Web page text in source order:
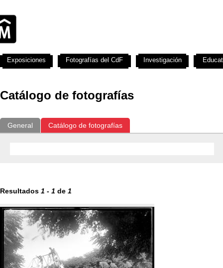
Catálogo de fotografías
General Catálogo de fotografías
Resultados 1 - 1 de 1
Exposiciones Fotografías del CdF Investigación